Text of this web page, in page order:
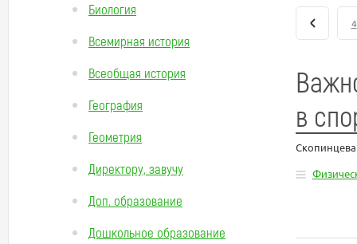
Биология
Всемирная история
Всеобщая история
География
Геометрия
Директору, завучу
Доп. образование
Дошкольное образование
4
в